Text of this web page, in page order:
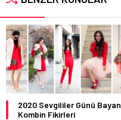
2020 Sevgililer Günü Bayan
Kombin Fikirleri